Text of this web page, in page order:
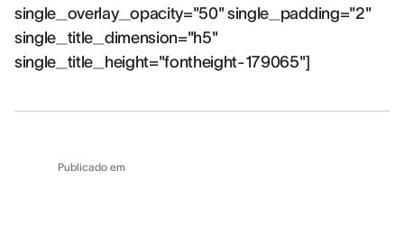
single_overlay_opacity="50" single_padding="2"
single_title_dimension="h5"
single_title_height="fontheight-179065"]
Publicado em